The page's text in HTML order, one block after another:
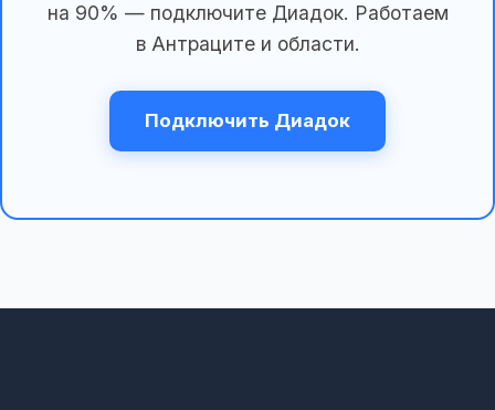
на 90% — подключите Диадок. Работаем
в Антраците и области.
Подключить Диадок